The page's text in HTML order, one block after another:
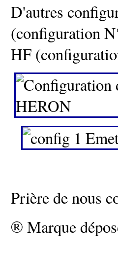
D'autres
(configuration
HF
Prière de nous
® Marque